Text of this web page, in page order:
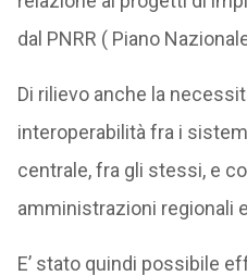
dal PNRR ( Piano
Di rilievo anche la
interoperabilità fra i
centrale, fra gli stessi, e
amministrazioni regionali
E’ stato quindi possibile